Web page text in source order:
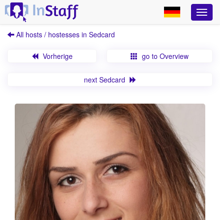
All hosts / hostesses in Sedcard
Vorherige go to Overview
next Sedcard